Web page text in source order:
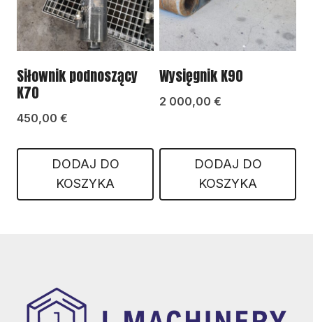
Siłownik podnoszący
K70
450,00 €
DODAJ DO
KOSZYKA
Wysięgnik K90
2 000,00 €
DODAJ DO
KOSZYKA